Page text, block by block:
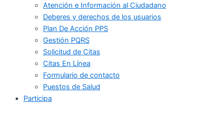
Atención e Información al Ciudadano
Deberes y derechos de los usuarios
Plan De Acción PPS
Gestión PQRS
Solicitud de Citas
Citas En Línea
Formulario de contacto
Puestos de Salud
Participa